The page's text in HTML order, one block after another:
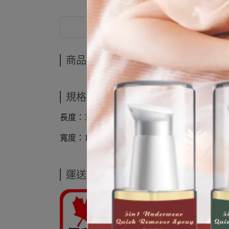
商品介紹
規格說明
長度：3CM
寬度：1.1CM
運送方式